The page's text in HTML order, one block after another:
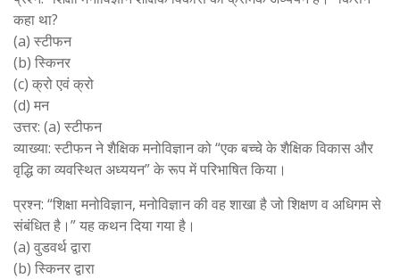
कहा था?
(a) स्टीफन
(b) स्किनर
(c) क्रो एवं क्रो
(d) मन
उत्तर: (a) स्टीफन
व्याख्या: स्टीफन ने शैक्षिक मनोविज्ञान को “एक बच्चे के शैक्षिक विकास और
वृद्धि का व्यवस्थित अध्ययन” के रूप में परिभाषित किया।
प्रश्न: “शिक्षा मनोविज्ञान, मनोविज्ञान की वह शाखा है जो शिक्षण व अधिगम से
संबंधित है।” यह कथन दिया गया है।
(a) वुडवर्थ द्वारा
(b) स्किनर द्वारा